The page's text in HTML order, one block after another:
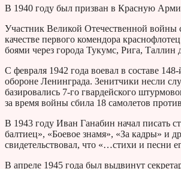
В 1940 году был призван в Красную
Участник Великой Отечественной войны
качестве первого комендора
боями через города Тукумс, Рига, Таллин
С февраля 1942 года воевал в составе
обороне Ленинграда. Зенитчики несли
базировались 7-го гвардейского
за время войны сбила 18 самолетов
В 1943 году Иван Ганабин начал писать
балтиец», «Боевое знамя», «За кадры» и
свидетельствовал, что «…стихи и песни
В апреле 1945 года был выдвинут